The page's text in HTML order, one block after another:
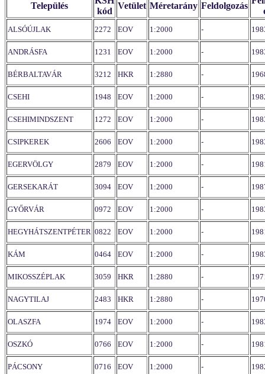
Település
kód
Vetület Méretarány Feldolgozás
ALSÓÚJLAK 2272 EOV 1:2000 -
ANDRÁSFA 1231 EOV 1:2000 -
BÉRBALTAVÁR 3212 HKR 1:2880 -
CSEHI 1948 EOV 1:2000 -
CSEHIMINDSZENT 1272 EOV 1:2000 -
CSIPKEREK 2606 EOV 1:2000 -
EGERVÖLGY 2879 EOV 1:2000 -
GERSEKARÁT 3094 EOV 1:2000 -
GYŐRVÁR 0972 EOV 1:2000 -
HEGYHÁTSZENTPÉTER 0822 EOV 1:2000 -
KÁM 0464 EOV 1:2000 -
MIKOSSZÉPLAK 3059 HKR 1:2880 -
NAGYTILAJ 2483 HKR 1:2880 -
OLASZFA 1974 EOV 1:2000 -
OSZKÓ 0766 EOV 1:2000 -
PÁCSONY 0716 EOV 1:2000 -